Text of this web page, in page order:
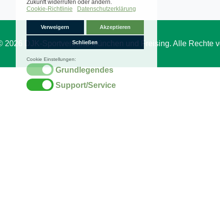
2026 DJK-Sportverband München und Freising. Alle Rechte